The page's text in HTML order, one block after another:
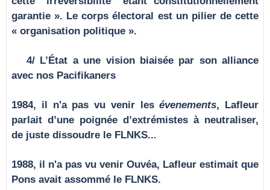
garantie ». Le corps électoral est un pilier de cette
« organisation politique ».
4/ L’État a une vision biaisée par son alliance
avec nos Pacifikaners
1984, il n'a pas vu venir lesévenements, Lafleur
parlait d’une poignée d’extrémistes à neutraliser,
de juste dissoudre le FLNKS...
1988, il n'a pas vu venir Ouvéa, Lafleur estimait que
Pons avait assommé le FLNKS.